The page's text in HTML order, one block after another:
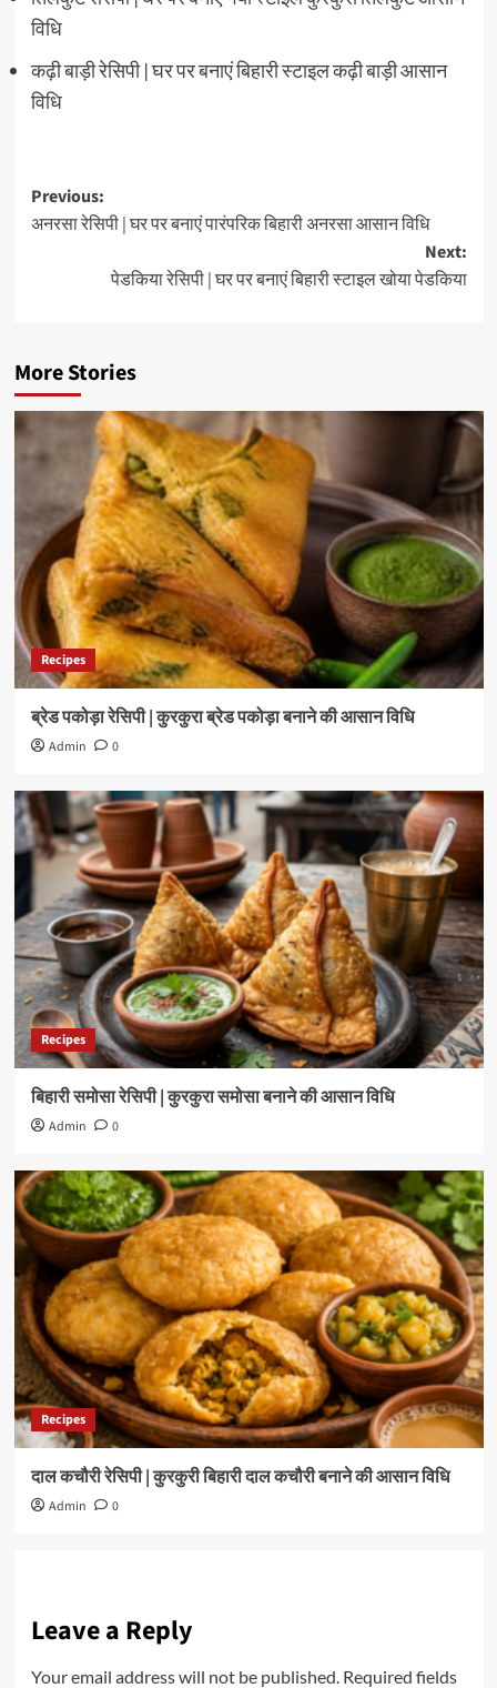
विधि
कढ़ी बाड़ी रेसिपी | घर पर बनाएं बिहारी स्टाइल कढ़ी बाड़ी आसान
विधि
Post
navigation
Previous:
अनरसा रेसिपी | घर पर बनाएं पारंपरिक बिहारी अनरसा आसान विधि
Next:
पेडकिया रेसिपी | घर पर बनाएं बिहारी स्टाइल खोया पेडकिया
More Stories
Recipes
ब्रेड पकोड़ा रेसिपी | कुरकुरा ब्रेड पकोड़ा बनाने की आसान विधि
Admin 0
Recipes
बिहारी समोसा रेसिपी | कुरकुरा समोसा बनाने की आसान विधि
Admin 0
Recipes
दाल कचौरी रेसिपी | कुरकुरी बिहारी दाल कचौरी बनाने की आसान विधि
Admin 0
Leave a Reply
Your email address will not be published. Required fields